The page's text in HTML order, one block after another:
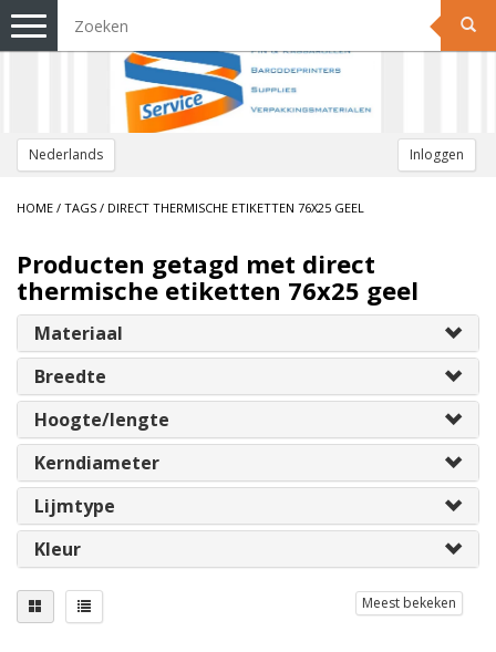
Nederlands Inloggen
Toggle
navigation
HOME / TAGS / DIRECT THERMISCHE ETIKETTEN 76X25 GEEL
Producten getagd met direct
thermische etiketten 76x25 geel
Materiaal
Breedte
Hoogte/lengte
Kerndiameter
Lijmtype
Kleur
Meest bekeken